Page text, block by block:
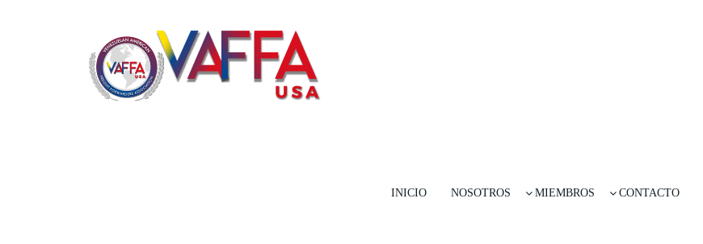
INICIO NOSOTROS MIEMBROS CONTACTO